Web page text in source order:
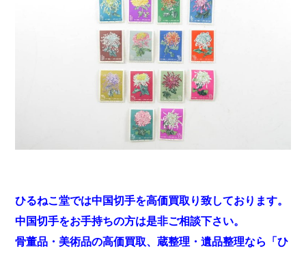
ひるねこ堂では中国切手を高価買取り致しております。
中国切手をお手持ちの方は是非ご相談下さい。
骨董品・美術品の高価買取、蔵整理・遺品整理なら「ひ